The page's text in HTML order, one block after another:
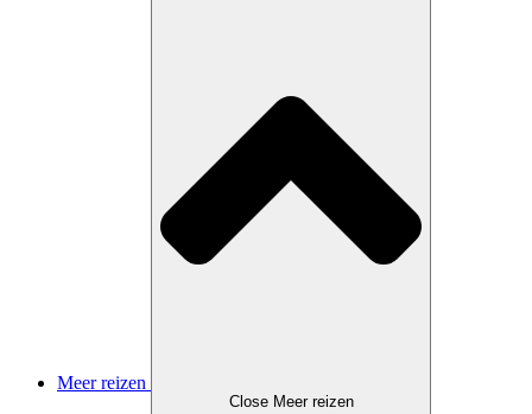
Meer reizen
Close Meer reizen